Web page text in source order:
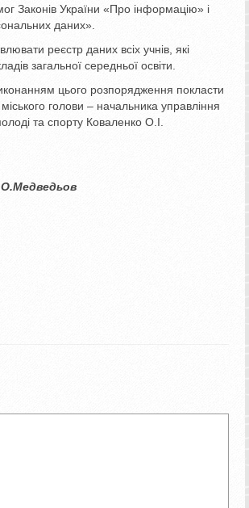
Законів України «Про інформацію» і
даних».
реєстр даних всіх учнів, які
загальної середньої освіти.
цього розпорядження покласти
голови – начальника управління
та спорту Коваленко О.І.
голова